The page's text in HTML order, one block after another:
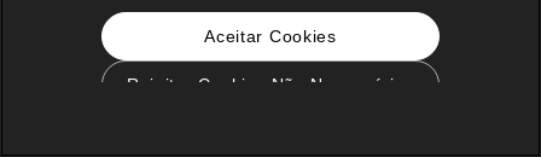
Aceitar Cookies
Rejeitar Cookies Não Necessários